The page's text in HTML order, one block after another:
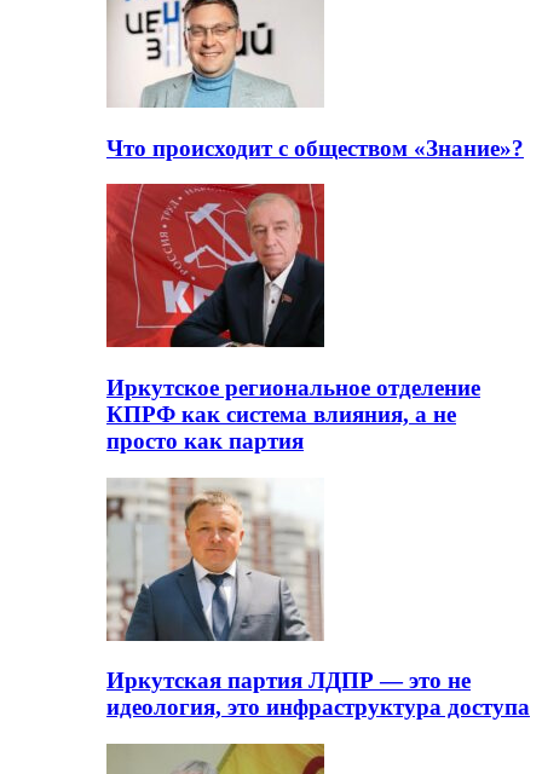
Что происходит с обществом «Знание»?
Иркутское региональное отделение
КПРФ как система влияния, а не
просто как партия
Иркутская партия ЛДПР — это не
идеология, это инфраструктура доступа